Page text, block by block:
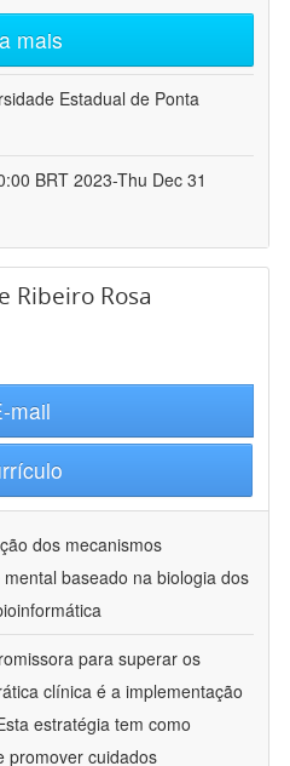
mais
Estadual de Ponta
BRT 2023-Thu Dec 31
Ribeiro Rosa
mail
dos mecanismos
baseado na biologia dos
para superar os
clínica é a implementação
estratégia tem como
promover cuidados